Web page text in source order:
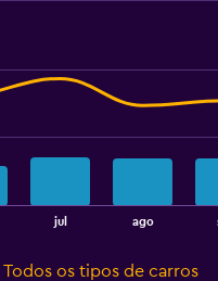
jul ago
Todos os tipos de carros